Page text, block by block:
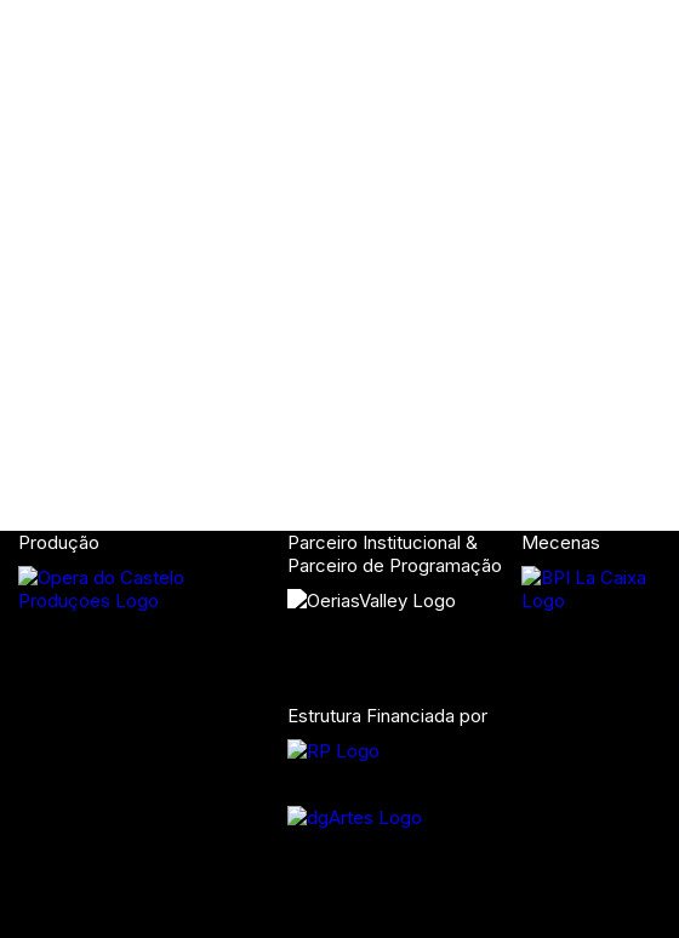
Produção
Parceiro Institucional &
Parceiro de Programação
Estrutura Financiada por
Mecenas